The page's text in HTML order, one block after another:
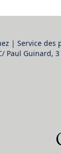
| Service
Paul Guinard,